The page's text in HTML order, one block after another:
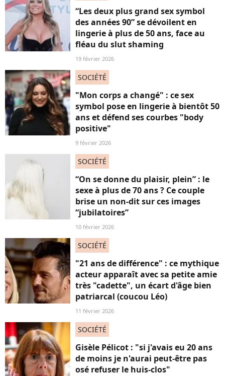
“Les deux plus grand sex symbol
des années 90” se dévoilent en
lingerie à plus de 50 ans, face au
fléau du slut shaming
19 février 2026
SOCIÉTÉ
"Mon corps a changé" : ce sex
symbol pose en lingerie à bientôt 50
ans et défend ses courbes "body
positive"
9 février 2026
SOCIÉTÉ
“On se donne du plaisir, plein” : le
sexe à plus de 70 ans ? Ce couple
brise un non-dit sur ces images
“jubilatoires”
10 février 2026
SOCIÉTÉ
"21 ans de différence" : ce mythique
acteur apparaît avec sa petite amie
très "cadette", un écart d'âge bien
patriarcal (coucou Léo)
11 février 2026
SOCIÉTÉ
Gisèle Pélicot : "si j'avais eu 20 ans
de moins je n'aurai peut-être pas
osé refuser le huis-clos"